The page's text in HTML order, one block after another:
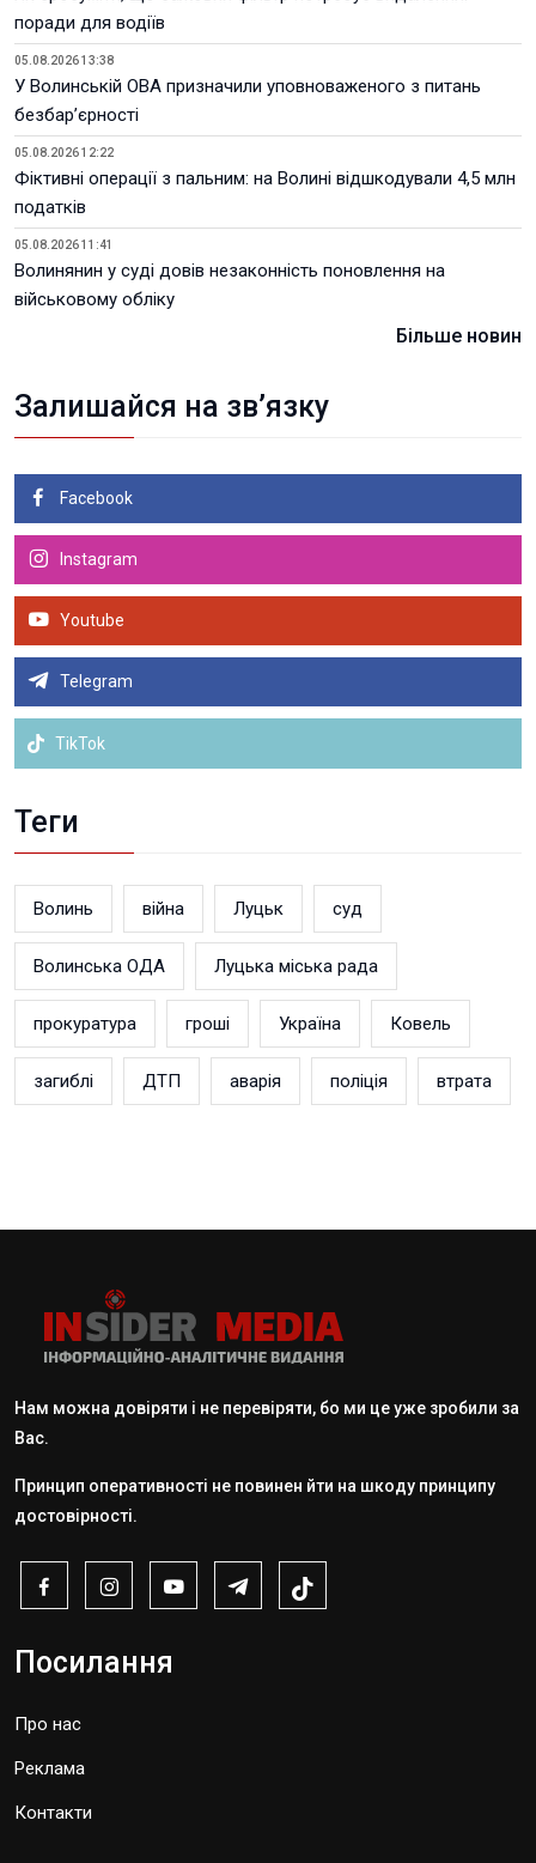
поради для водіїв
05.08.2026 13:38
У Волинській ОВА призначили уповноваженого з питань
безбар’єрності
05.08.2026 12:22
Фіктивні операції з пальним: на Волині відшкодували 4,5 млн
податків
05.08.2026 11:41
Волинянин у суді довів незаконність поновлення на
військовому обліку
Більше новин
Залишайся на зв’язку
Facebook
Instagram
Youtube
Telegram
TikTok
Теги
Волинь війна Луцьк суд
Волинська ОДА Луцька міська рада
прокуратура гроші Україна Ковель
загиблі ДТП аварія поліція втрата
Нам можна довіряти і не перевіряти, бо ми це уже зробили за
Вас.
Принцип оперативності не повинен йти на шкоду принципу
достовірності.
Посилання
Про нас
Реклама
Контакти